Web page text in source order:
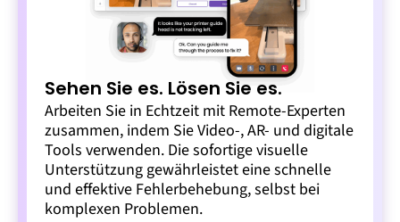
Sehen Sie es. Lösen Sie es.
Arbeiten Sie in Echtzeit mit Remote-Experten
zusammen, indem Sie Video-, AR- und digitale
Tools verwenden. Die sofortige visuelle
Unterstützung gewährleistet eine schnelle
und effektive Fehlerbehebung, selbst bei
komplexen Problemen.